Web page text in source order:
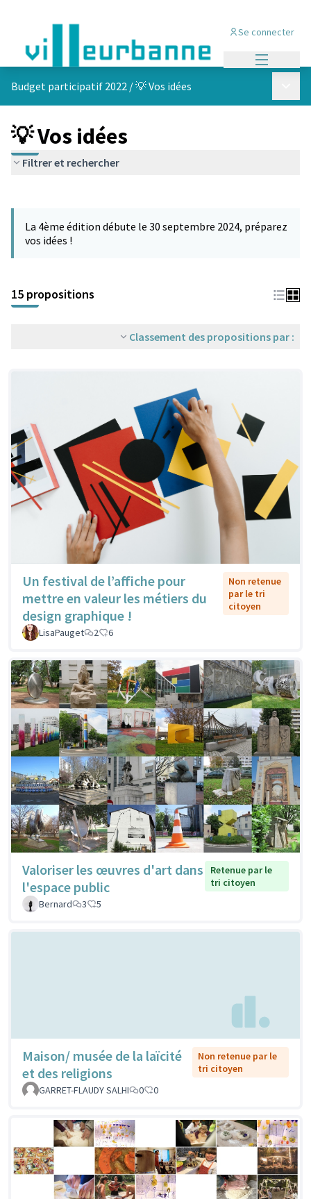
Se connecter
Budget participatif 2022 /💡 Vos idées
💡 Vos idées
Filtrer et rechercher
−
La 4ème édition débute le 30 septembre 2024, préparez
vos idées !
15 propositions
Classement des propositions par :
Un festival de l’affiche pour
mettre en valeur les métiers du
design graphique !
Non retenue
par le tri
citoyen
LisaPauget 2 6
Valoriser les œuvres d'art dans
l'espace public
Retenue par le
tri citoyen
Bernard
3 5
Maison/ musée de la laïcité
et des religions
Non retenue par le
tri citoyen
GARRET-FLAUDY SALHI
0 0